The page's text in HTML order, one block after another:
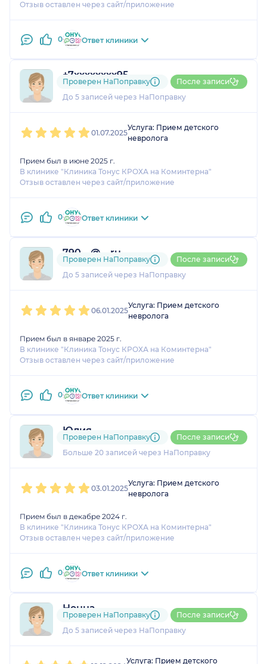
Отзыв оставлен через сайт/приложение
0 Ответ клиники
+7xxxxxxxx95
1 оценка
До 5 записей через НаПоправку
Проверен НаПоправку После записи
01.07.2025
Услуга: Прием детского
невролога
Прием был в июне 2025 г.
В клинике "Клиника Тонус КРОХА на Коминтерна"
Отзыв оставлен через сайт/приложение
0 Ответ клиники
790....@....ru
1 оценка
До 5 записей через НаПоправку
Проверен НаПоправку После записи
06.01.2025
Услуга: Прием детского
невролога
Прием был в январе 2025 г.
В клинике "Клиника Тонус КРОХА на Коминтерна"
Отзыв оставлен через сайт/приложение
0 Ответ клиники
Юлия
4 отзываи2 оценки
Больше 20 записей через НаПоправку
Проверен НаПоправку После записи
03.01.2025
Услуга: Прием детского
невролога
Прием был в декабре 2024 г.
В клинике "Клиника Тонус КРОХА на Коминтерна"
Отзыв оставлен через сайт/приложение
0 Ответ клиники
Нонна
1 оценка
До 5 записей через НаПоправку
Проверен НаПоправку После записи
Услуга: Прием детского